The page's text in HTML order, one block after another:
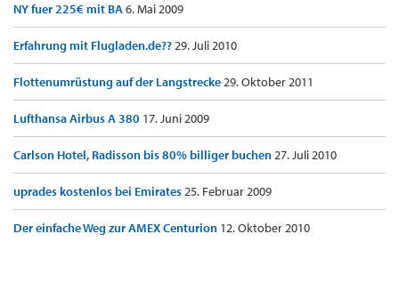
NY fuer 225€ mit BA6. Mai 2009
Erfahrung mit Flugladen.de??29. Juli 2010
Flottenumrüstung auf der Langstrecke29. Oktober 2011
Lufthansa Airbus A 380 17. Juni 2009
Carlson Hotel, Radisson bis 80% billiger buchen27. Juli 2010
uprades kostenlos bei Emirates25. Februar 2009
Der einfache Weg zur AMEX Centurion 12. Oktober 2010